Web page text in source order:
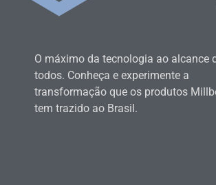
O máximo da tecnologia ao alcance
todos. Conheça e experimente a
transformação que os produtos
tem trazido ao Brasil.